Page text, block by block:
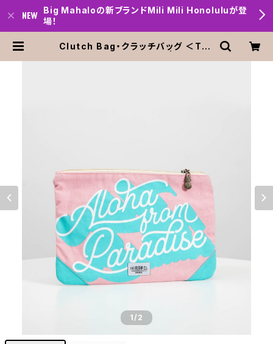
Big Mahaloの新ブランドMili Mili Honoluluが登
場！
Clutch Bag・クラッチバッグ ＜Tag
1/2